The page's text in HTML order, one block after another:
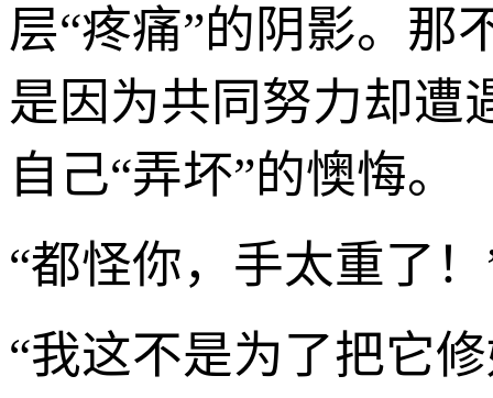
层“疼痛”的阴影。那
是因为共同努力却遭
自己“弄坏”的懊悔。
“都怪你，手太重了
“我这不是为了把它